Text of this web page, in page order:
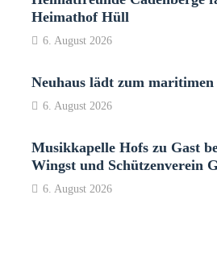
Heimathof Hüll
6. August 2026
Neuhaus lädt zum maritimen
6. August 2026
Musikkapelle Hofs zu Gast
Wingst und Schützenverein
6. August 2026